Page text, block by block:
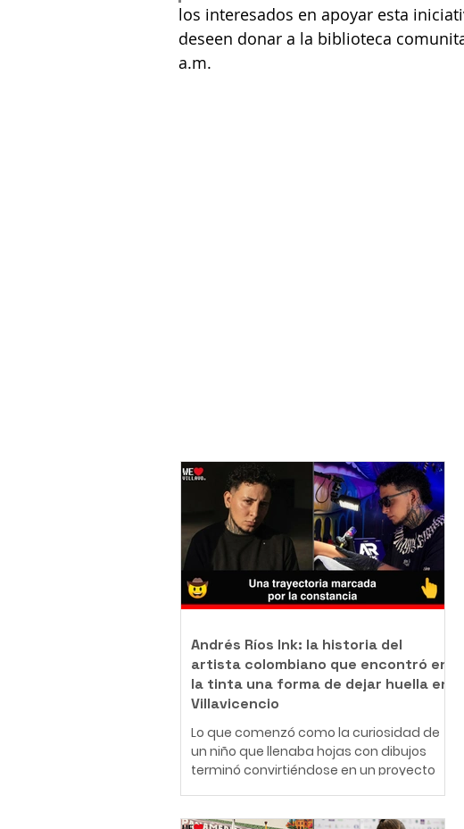
los interesados en apoyar esta
deseen donar a la biblioteca
a.m.
Andrés Ríos Ink: la historia del
artista colombiano que encontró en
la tinta una forma de dejar huella en
Villavicencio
Lo que comenzó como la curiosidad de
un niño que llenaba hojas con dibujos
terminó convirtiéndose en un proyecto